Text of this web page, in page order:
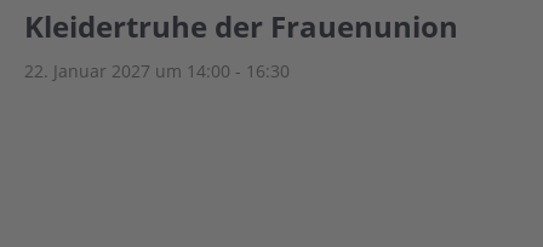
Kleidertruhe der Frauenunion
22. Januar 2027 um 14:00 - 16:30